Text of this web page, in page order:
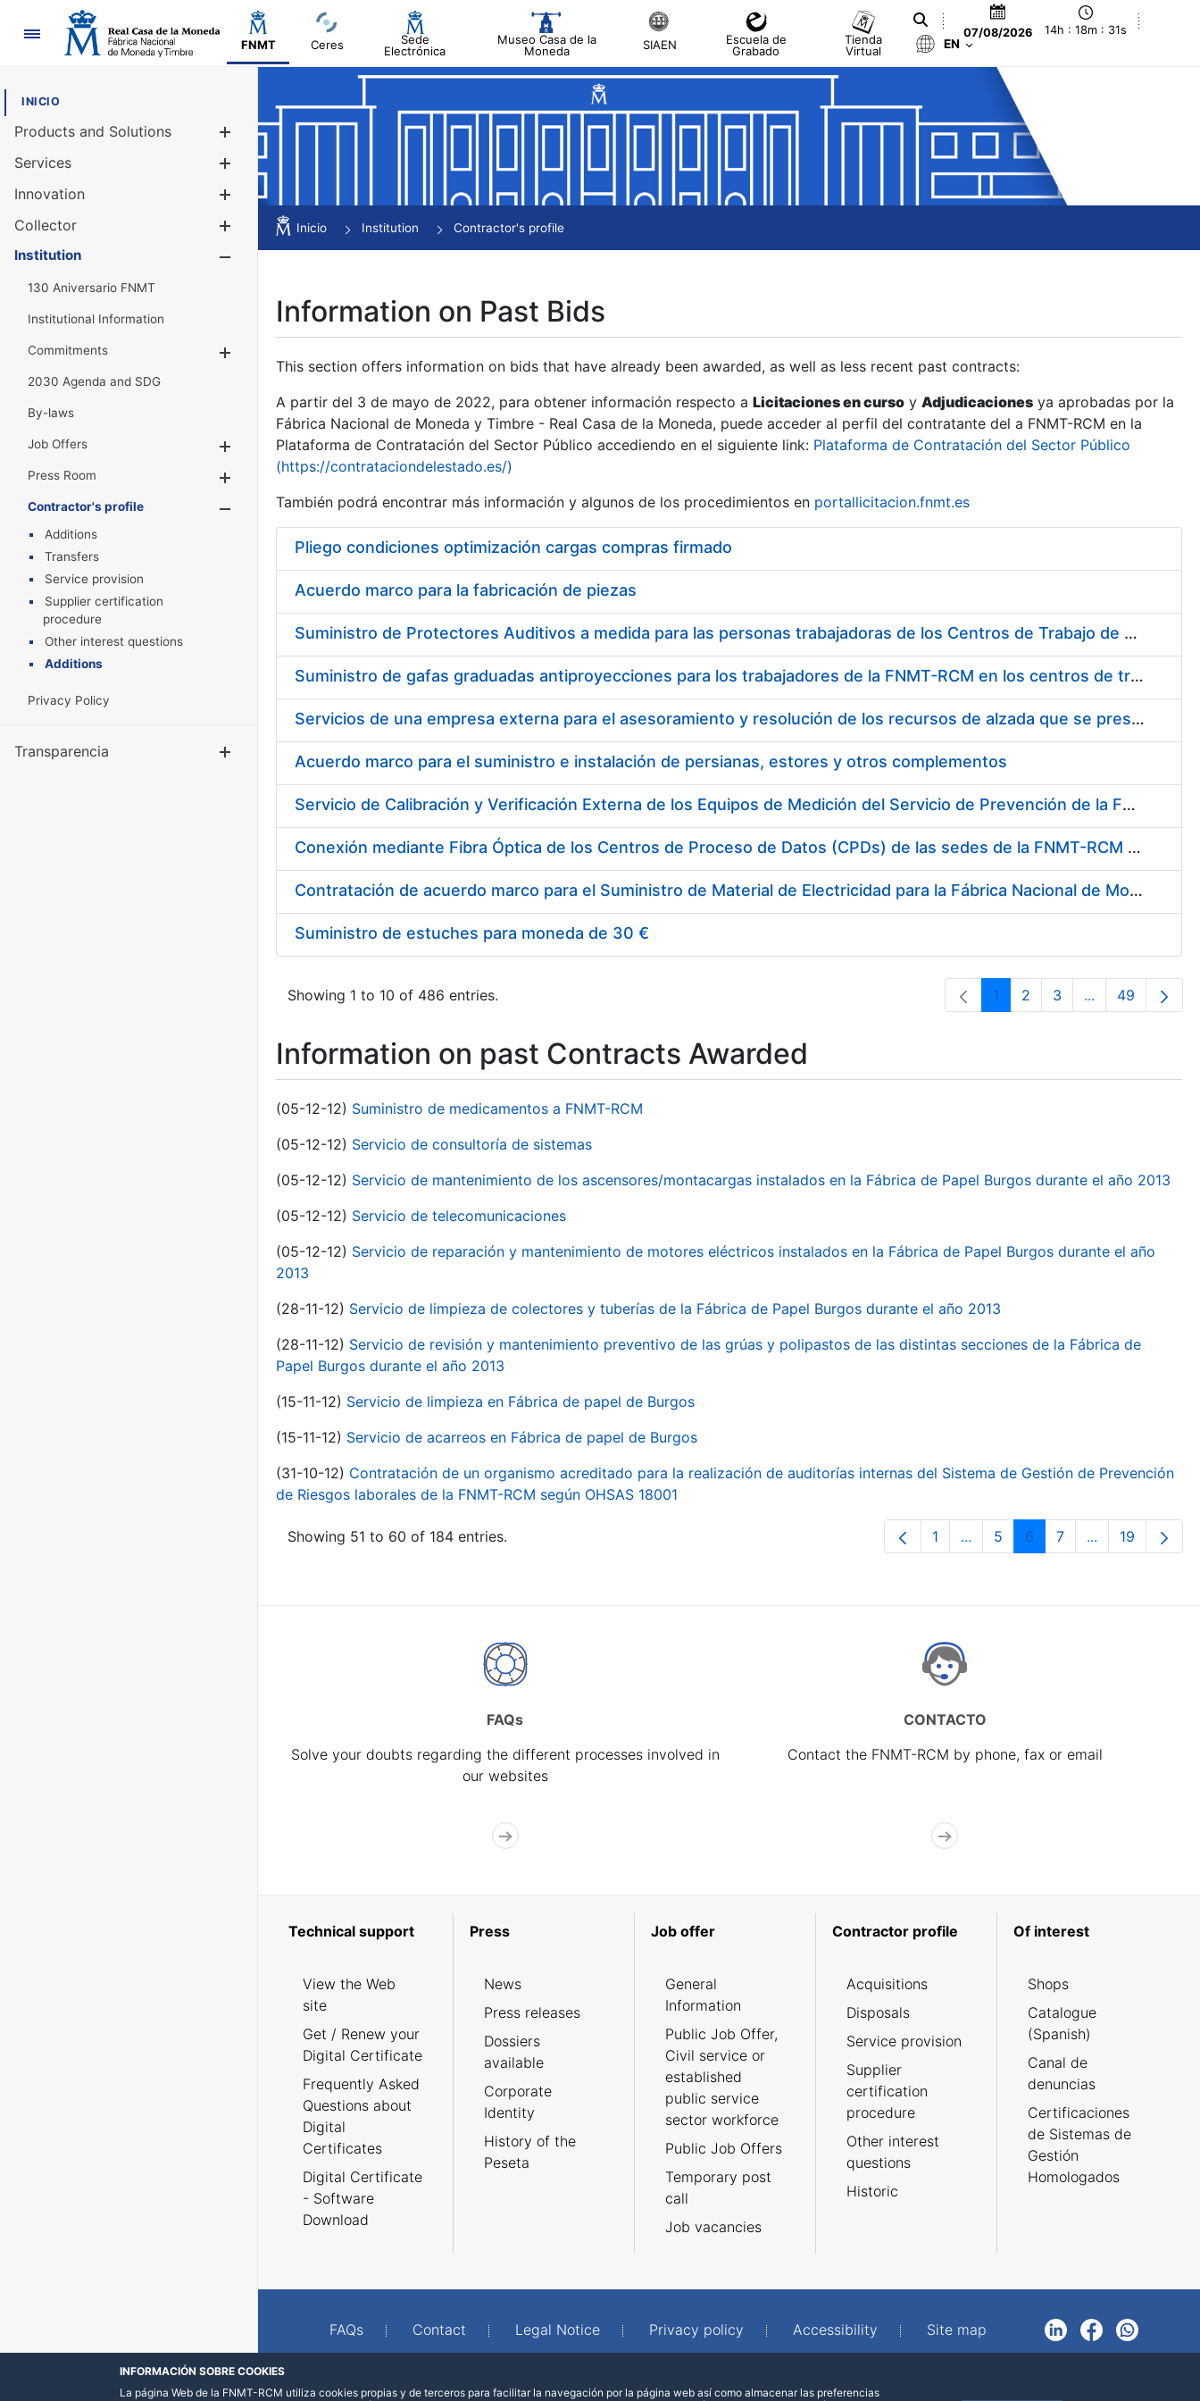
Navigation
FNMT Ceres
Sede
Electrónica
Museo Casa de la
Moneda
SIAEN
Escuela de
Grabado
Tienda
Virtual
07/08/2026 14h : 18m : 32s
EN
INICIO
Products and Solutions
Services
Innovation
Collector
Show/Hide
Institution
130 Aniversario FNMT
Institutional Information
Commitments
2030 Agenda and SDG
By-laws
Job Offers
Show/Hide
Press Room
Show/Hide
Contractor's profile
Show/Hide
Additions
Transfers
Service provision
Supplier certification
procedure
Other interest questions
Additions
Privacy Policy
Transparencia Show/Hide
Inicio Institution Contractor's profile
Information on Past Bids
This section offers information on bids that have already been awarded, as well as less recent past contracts:
A partir del 3 de mayo de 2022, para obtener información respecto a Licitaciones en curso y Adjudicaciones ya aprobadas por la
Fábrica Nacional de Moneda y Timbre - Real Casa de la Moneda, puede acceder al perfil del contratante del a FNMT-RCM en la
Plataforma de Contratación del Sector Público accediendo en el siguiente link: Plataforma de Contratación del Sector Público
(https://contrataciondelestado.es/)
También podrá encontrar más información y algunos de los procedimientos en portallicitacion.fnmt.es
Pliego condiciones optimización cargas compras firmado
Acuerdo marco para la fabricación de piezas
Suministro de Protectores Auditivos a medida para las personas trabajadoras de los Centros de Trabajo de Madrid y Burgos
Suministro de gafas graduadas antiproyecciones para los trabajadores de la FNMT-RCM en los centros de trabajo de Madrid y Burgos
Servicios de una empresa externa para el asesoramiento y resolución de los recursos de alzada que se presentan relacionados con procesos de selección para la FNMT-RCM
Acuerdo marco para el suministro e instalación de persianas, estores y otros complementos
Servicio de Calibración y Verificación Externa de los Equipos de Medición del Servicio de Prevención de la FNMT-RCM
Conexión mediante Fibra Óptica de los Centros de Proceso de Datos (CPDs) de las sedes de la FNMT-RCM de Burgos y Madrid
Contratación de acuerdo marco para el Suministro de Material de Electricidad para la Fábrica Nacional de Moneda y Timbre-Real Casa de la Moneda en su centro de trabajo de Burgos
Suministro de estuches para moneda de 30 €
Showing 1 to 10 of 486 entries. Page
1 Page
2 Page
3 ...Intermediate
Page
49
Information on past Contracts Awarded
(05-12-12) Suministro de medicamentos a FNMT-RCM
(05-12-12) Servicio de consultoría de sistemas
(05-12-12) Servicio de mantenimiento de los ascensores/montacargas instalados en la Fábrica de Papel Burgos durante el año 2013
(05-12-12) Servicio de telecomunicaciones
(05-12-12) Servicio de reparación y mantenimiento de motores eléctricos instalados en la Fábrica de Papel Burgos durante el año
2013
(28-11-12) Servicio de limpieza de colectores y tuberías de la Fábrica de Papel Burgos durante el año 2013
(28-11-12) Servicio de revisión y mantenimiento preventivo de las grúas y polipastos de las distintas secciones de la Fábrica de
Papel Burgos durante el año 2013
(15-11-12) Servicio de limpieza en Fábrica de papel de Burgos
(15-11-12) Servicio de acarreos en Fábrica de papel de Burgos
(31-10-12) Contratación de un organismo acreditado para la realización de auditorías internas del Sistema de Gestión de Prevención
de Riesgos laborales de la FNMT-RCM según OHSAS 18001
Showing 51 to 60 of 184 entries. Page
1 ...Intermediate Pages Use TAB to
Page
5 Page
6 Page
7 ...Intermediate
Page
19
FAQs
Solve your doubts regarding the different processes involved in
our websites
CONTACTO
Contact the FNMT-RCM by phone, fax or email
Technical support
View the Web
site
Get / Renew your
Digital Certificate
Frequently Asked
Questions about
Digital
Certificates
Digital Certificate
- Software
Download
Press
News
Press releases
Dossiers
available
Corporate
Identity
History of the
Peseta
Job offer
General
Information
Public Job Offer,
Civil service or
established
public service
sector workforce
Public Job Offers
Temporary post
call
Job vacancies
Contractor profile
Acquisitions
Disposals
Service provision
Supplier
certification
procedure
Other interest
questions
Historic
Of interest
Shops
Catalogue
(Spanish)
Canal de
denuncias
Certificaciones
de Sistemas de
Gestión
Homologados
FAQs Contact Legal Notice Privacy policy Accessibility Site map
LinkedInFacebookWhatsApp
INFORMACIÓN SOBRE COOKIES
La página Web de la FNMT-RCM utiliza cookies propias y de terceros para facilitar la navegación por la página web así como almacenar las preferencias